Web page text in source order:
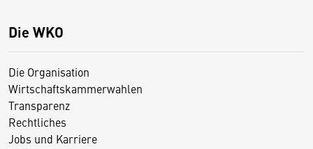
Die WKO
Die Organisation
Wirtschaftskammerwahlen
Transparenz
Rechtliches
Jobs und Karriere